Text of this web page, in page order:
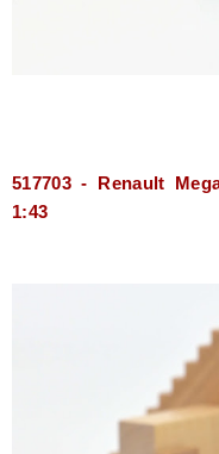
517703 - Renault
1:43